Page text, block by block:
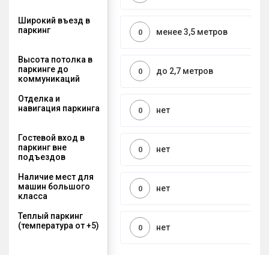
Широкий въезд в
паркинг
менее 3,5 метров
0
Высота потолка в
паркинге до
коммуникаций
до 2,7 метров
0
Отделка и
навигация паркинга
нет
0
Гостевой вход в
паркинг вне
подъездов
нет
0
Наличие мест для
машин большого
класса
нет
0
Теплый паркинг
(температура от +5)
нет
0